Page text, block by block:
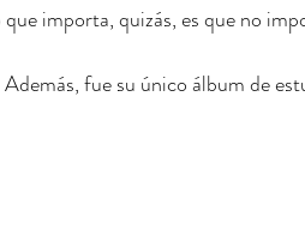
importa, quizás, es que no
fue su único álbum de